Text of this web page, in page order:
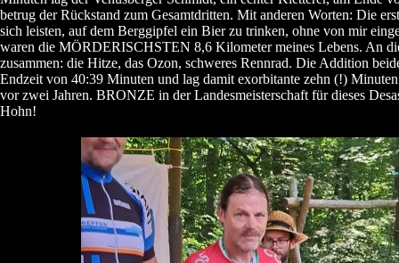
betrug der Rückstand zum Gesamtdritten. Mit anderen Worten: Die
sich leisten, auf dem Berggipfel ein Bier zu trinken, ohne von mir
waren die MÖRDERISCHSTEN 8,6 Kilometer meines Lebens. An
zusammen: die Hitze, das Ozon, schweres Rennrad. Die Addition
Endzeit von 40:39 Minuten und lag damit exorbitante zehn (!)
vor zwei Jahren. BRONZE in der Landesmeisterschaft für dieses
Hohn!